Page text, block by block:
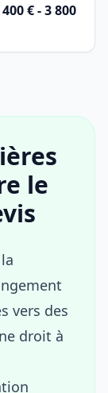
400 € - 3 800
le
vers des
droit à